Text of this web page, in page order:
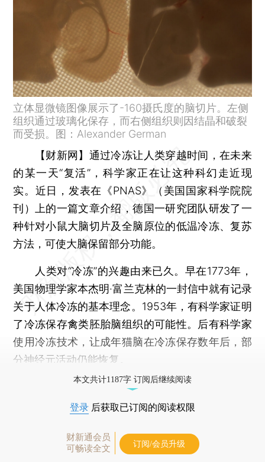
立体显微镜图像展示了-160摄氏度的脑切片。左侧
组织通过玻璃化保存，而右侧组织则因结晶和破裂
而受损。图：Alexander German
【财新网】 通过冷冻让人类穿越时间，在未来
的某一天“复活”，科学家正在让这种科幻走近现
实。近日，发表在《PNAS》（美国国家科学院院
刊）上的一篇文章介绍，德国一研究团队研发了一
种针对小鼠大脑切片及全脑原位的低温冷冻、复苏
方法，可使大脑保留部分功能。
人类对“冷冻”的兴趣由来已久。早在1773年，
美国物理学家本杰明·富兰克林的一封信中就有记录
关于人体冷冻的基本理念。1953年，有科学家证明
了冷冻保存禽类胚胎脑组织的可能性。后有科学家
使用冷冻技术，让成年猫脑在冷冻保存数年后，部
分神经元活动仍能恢复。
本文共计1187字 订阅后继续阅读
登录 后获取已订阅的阅读权限
财新通会员
可畅读全文
订阅/会员升级